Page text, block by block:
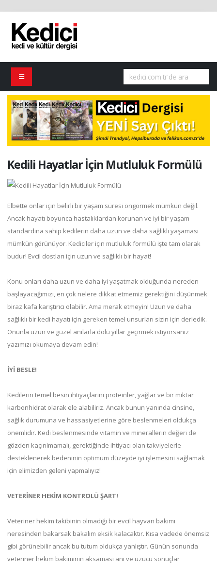
Kedili Hayatlar İçin Mutluluk Formülü
Elbette onlar için belirli bir yaşam süresi öngörmek mümkün değil.
Ancak hayatı boyunca hastalıklardan korunan ve iyi bir yaşam
standardına sahip kedilerin daha uzun ve daha sağlıklı yaşaması
mümkün görünüyor. Kediciler için mutluluk formülü işte tam olarak
budur! Evcil dostları için uzun ve sağlıklı bir hayat!
Konu onları daha uzun ve daha iyi yaşatmak olduğunda nereden
başlayacağımızı, en çok nelere dikkat etmemiz gerektiğini düşünmek
biraz kafa karıştırıcı olabilir. Ama merak etmeyin! Uzun ve daha
sağlıklı bir kedi hayatı için gereken temel unsurları sizin için derledik.
Onunla uzun ve güzel anılarla dolu yıllar geçirmek istiyorsanız
yazımızı okumaya devam edin!
İYİ BESLE!
Kedilerin temel besin ihtiyaçlarını proteinler, yağlar ve bir miktar
karbonhidrat olarak ele alabiliriz. Ancak bunun yanında cinsine,
sağlık durumuna ve hassasiyetlerine göre beslenmeleri oldukça
önemlidir. Kedi beslenmesinde vitamin ve minerallerin değeri de
gözden kaçırılmamalı, gerektiğinde ihtiyacı olan takviyelerle
desteklenerek bedeninin optimum düzeyde iyi işlemesini sağlamak
için elimizden geleni yapmalıyız!
VETERİNER HEKİM KONTROLÜ ŞART!
Veteriner hekim takibinin olmadığı bir evcil hayvan bakımı
neresinden bakarsak bakalım eksik kalacaktır. Kısa vadede önemsiz
gibi görünebilir ancak bu tutum oldukça yanlıştır. Günün sonunda
veteriner hekim bakımının aksaması ani ve üzücü sonuçlar